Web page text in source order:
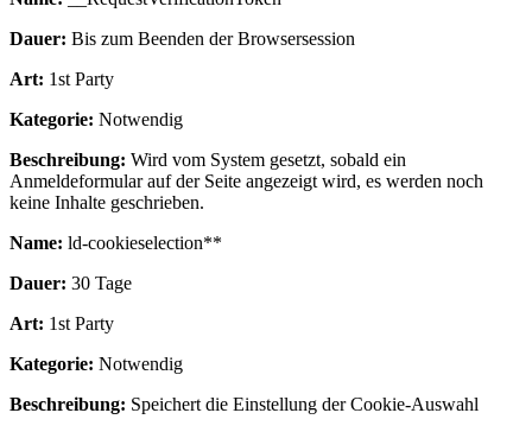
Dauer: Bis zum Beenden der Browsersession
Art: 1st Party
Kategorie: Notwendig
Beschreibung: Wird vom System gesetzt, sobald ein
Anmeldeformular auf der Seite angezeigt wird, es werden noch
keine Inhalte geschrieben.
Name: ld-cookieselection**
Dauer: 30 Tage
Art: 1st Party
Kategorie: Notwendig
Beschreibung: Speichert die Einstellung der Cookie-Auswahl